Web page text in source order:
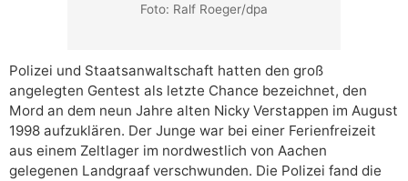
Foto: Ralf Roeger/dpa
Polizei und Staatsanwaltschaft hatten den groß
angelegten Gentest als letzte Chance bezeichnet, den
Mord an dem neun Jahre alten Nicky Verstappen im August
1998 aufzuklären. Der Junge war bei einer Ferienfreizeit
aus einem Zeltlager im nordwestlich von Aachen
gelegenen Landgraaf verschwunden. Die Polizei fand die